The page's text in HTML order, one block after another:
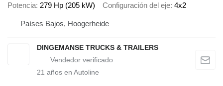
Potencia 279 Hp (205 kW) Configuración del eje 4x2
Países Bajos, Hoogerheide
DINGEMANSE TRUCKS & TRAILERS
21 años en Autoline